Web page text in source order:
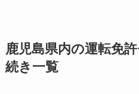
鹿児島県内の運転免
続き一覧